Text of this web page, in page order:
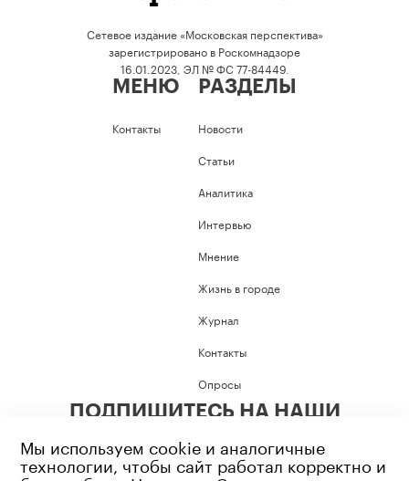
Сетевое издание «Московская перспектива»
зарегистрировано в Роскомнадзоре
16.01.2023, ЭЛ № ФС 77-84449.
МЕНЮ
Контакты
РАЗДЕЛЫ
Новости
Статьи
Аналитика
Интервью
Мнение
Жизнь в городе
Журнал
Контакты
Опросы
ПОДПИШИТЕСЬ НА НАШИ
Мы используем cookie и аналогичные
технологии, чтобы сайт работал корректно и